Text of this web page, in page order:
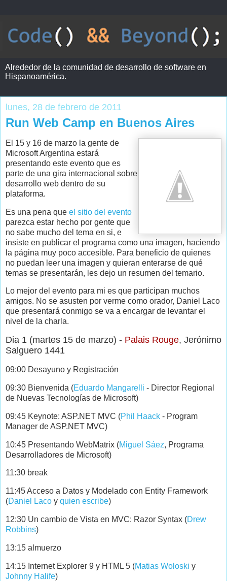
Alrededor de la comunidad de desarrollo de software en
Hispanoamérica.
lunes, 28 de febrero de 2011
Run Web Camp en Buenos Aires
El 15 y 16 de marzo la gente de
Microsoft Argentina estará
presentando este evento que es
parte de una gira internacional sobre
desarrollo web dentro de su
plataforma.
Es una pena que el sitio del evento
parezca estar hecho por gente que
no sabe mucho del tema en si, e
insiste en publicar el programa como una imagen, haciendo
la página muy poco accesible. Para beneficio de quienes
no puedan leer una imagen y quieran enterarse de qué
temas se presentarán, les dejo un resumen del temario.
Lo mejor del evento para mi es que participan muchos
amigos. No se asusten por verme como orador, Daniel Laco
que presentará conmigo se va a encargar de levantar el
nivel de la charla.
Dia 1 (martes 15 de marzo) - Palais Rouge, Jerónimo
Salguero 1441
09:00 Desayuno y Registración
09:30 Bienvenida (Eduardo Mangarelli - Director Regional
de Nuevas Tecnologías de Microsoft)
09:45 Keynote: ASP.NET MVC (Phil Haack - Program
Manager de ASP.NET MVC)
10:45 Presentando WebMatrix (Miguel Sáez, Programa
Desarrolladores de Microsoft)
11:30 break
11:45 Acceso a Datos y Modelado con Entity Framework
(Daniel Laco y quien escribe)
12:30 Un cambio de Vista en MVC: Razor Syntax (Drew
Robbins)
13:15 almuerzo
14:15 Internet Explorer 9 y HTML 5 (Matias Woloski y
Johnny Halife)